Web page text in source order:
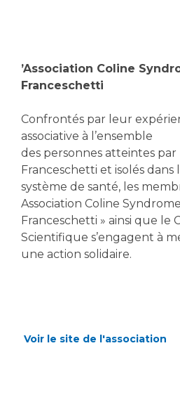
’Association Coline
Franceschetti
Confrontés par leur
associative à l’ensemble
des personnes atteintes
Franceschetti et isolés dans
système de santé, les
Association Coline
Franceschetti » ainsi que le
Scientifique s’engagent à
une action solidaire.
Voir le site de l'association